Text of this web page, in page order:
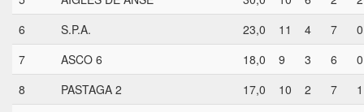
6
S.P.A. 23,0 11 4 7
0
7
ASCO 6 18,0 9 3 6
0
8
PASTAGA 2 17,0 10 2 7
1